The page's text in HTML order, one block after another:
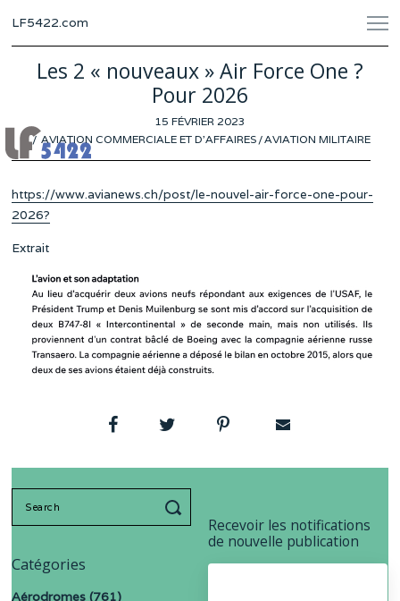
LF5422.com
Les 2 « nouveaux » Air Force One ?
Pour 2026
POSTED
ON
15 FÉVRIER 2023
FÉVRIER
AVIATION COMMERCIALE ET D'AFFAIRES /AVIATION MILITAIRE
https://www.avianews.ch/post/le-nouvel-air-force-one-pour-
2026?
Extrait
Recevoir les notifications
de nouvelle publication
Catégories
Aérodromes (761)